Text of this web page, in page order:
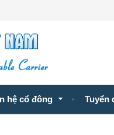
hệ cổ đông Tuyển